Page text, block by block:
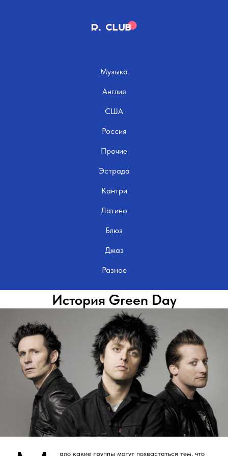
Музыка
Англия
США
Россия
Прочие
Эстрада
Кантри
Латино
Блюз
Джаз
Разное
История Green Day
ало какие группы могут похвастаться тем, что